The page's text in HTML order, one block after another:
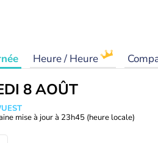
Heure / Heure
8 AOÛT
mise à jour à 23h45 (heure locale)